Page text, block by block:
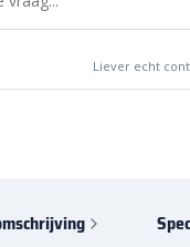
Liever echt